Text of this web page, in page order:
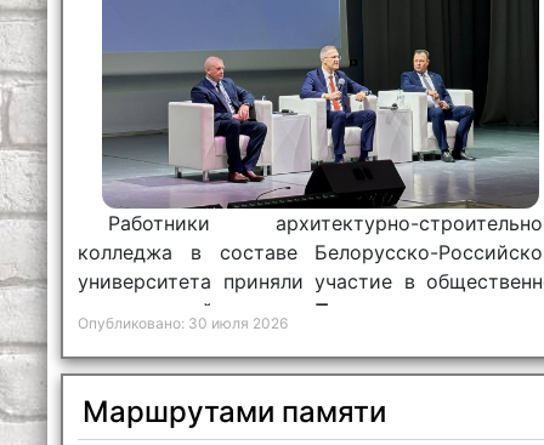
Работники архитектурно-
колледжа в составе Белорусско-
университета приняли участие в
политической встрече « Пульс страны
Опубликовано: 30 июля 2026
Маршрутами памяти